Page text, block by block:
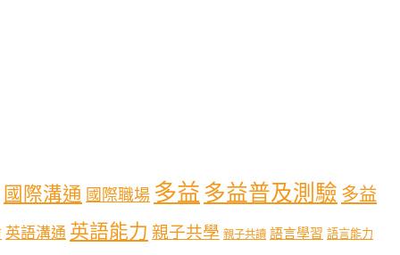
國際溝通 國際職場 多益 多益普及測驗 多益
英語溝通 英語能力 親子共學 親子共讀 語言學習 語言能力